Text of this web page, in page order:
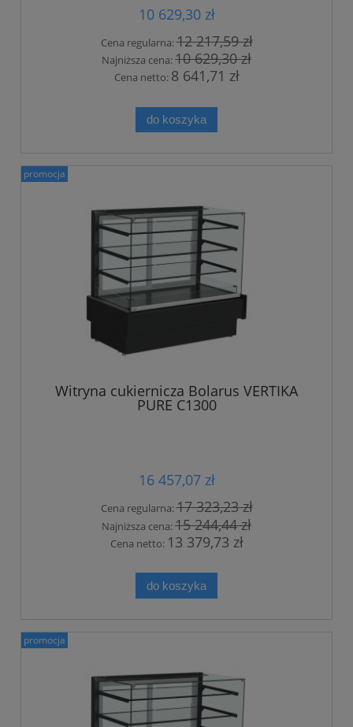
10 629,30 zł
Cena regularna:12 217,59 zł
Najniższa cena:10 629,30 zł
Cena netto: 8 641,71 zł
do koszyka
Witryna cukiernicza Bolarus VERTIKA
PURE C1300
16 457,07 zł
Cena regularna:17 323,23 zł
Najniższa cena:15 244,44 zł
Cena netto: 13 379,73 zł
do koszyka
promocja
promocja